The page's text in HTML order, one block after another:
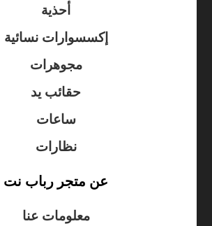
أحذية
إكسسوارات نسائية
مجوهرات
حقائب يد
ساعات
نظارات
عن متجر رباب نت
معلومات عنا